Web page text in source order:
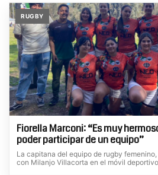
RUGBY
Fiorella Marconi: “Es muy
poder participar de un equipo”
La capitana del equipo de rugby
con Milanjo Villacorta en el móvil